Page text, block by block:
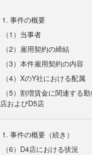
1. 事件の概要
（1）当事者
（2）雇用契約の締結
（3）本件雇用契約の内容
（4）XのY社における配属
（5）割増賃金に関連する
店およびD5店
1. 事件の概要（続き）
（6）D4店における状況